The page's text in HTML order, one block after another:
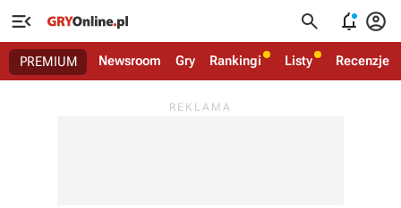
   
PREMIUM Newsroom Gry Rankingi Listy Recenzje